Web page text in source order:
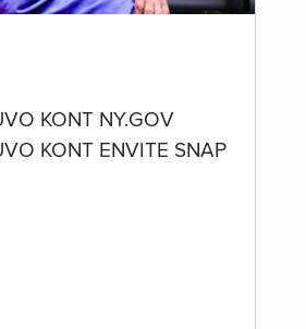
KONT NY.GOV
KONT ENVITE SNAP